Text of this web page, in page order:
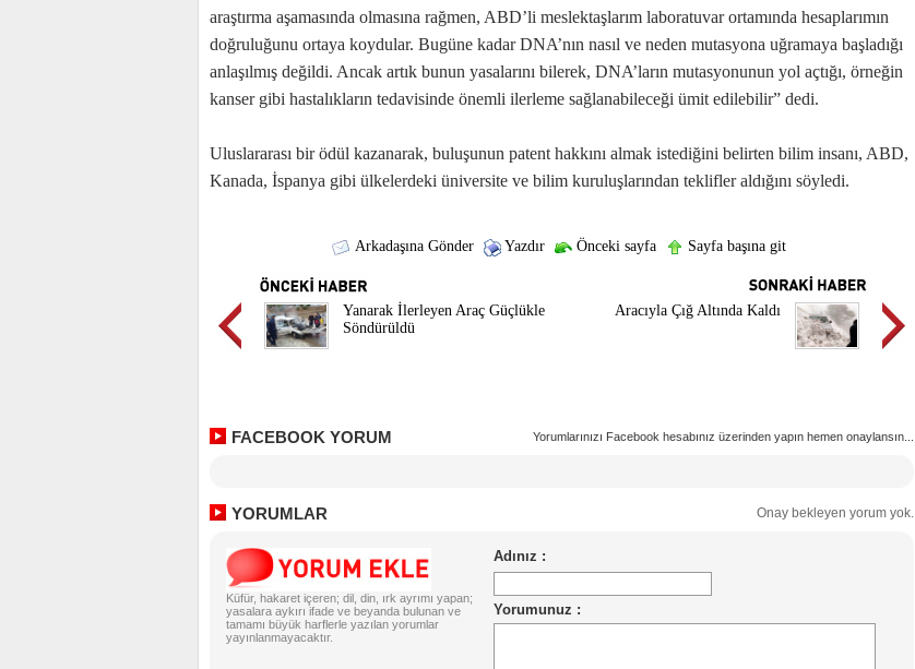
araştırma aşamasında olmasına rağmen, ABD’li meslektaşlarım laboratuvar ortamında hesaplarımın
doğruluğunu ortaya koydular. Bugüne kadar DNA’nın nasıl ve neden mutasyona uğramaya başladığı
anlaşılmış değildi. Ancak artık bunun yasalarını bilerek, DNA’ların mutasyonunun yol açtığı, örneğin
kanser gibi hastalıkların tedavisinde önemli ilerleme sağlanabileceği ümit edilebilir” dedi.
Uluslararası bir ödül kazanarak, buluşunun patent hakkını almak istediğini belirten bilim insanı, ABD,
Kanada, İspanya gibi ülkelerdeki üniversite ve bilim kuruluşlarından teklifler aldığını söyledi.
Arkadaşına Gönder Yazdır Önceki sayfa Sayfa başına git
Yanarak İlerleyen Araç Güçlükle
Söndürüldü
Aracıyla Çığ Altında Kaldı
FACEBOOK YORUM Yorumlarınızı Facebook hesabınız üzerinden yapın hemen onaylansın...
YORUMLAR Onay bekleyen yorum yok.
Küfür, hakaret içeren; dil, din, ırk ayrımı yapan;
yasalara aykırı ifade ve beyanda bulunan ve
tamamı büyük harflerle yazılan yorumlar
yayınlanmayacaktır.